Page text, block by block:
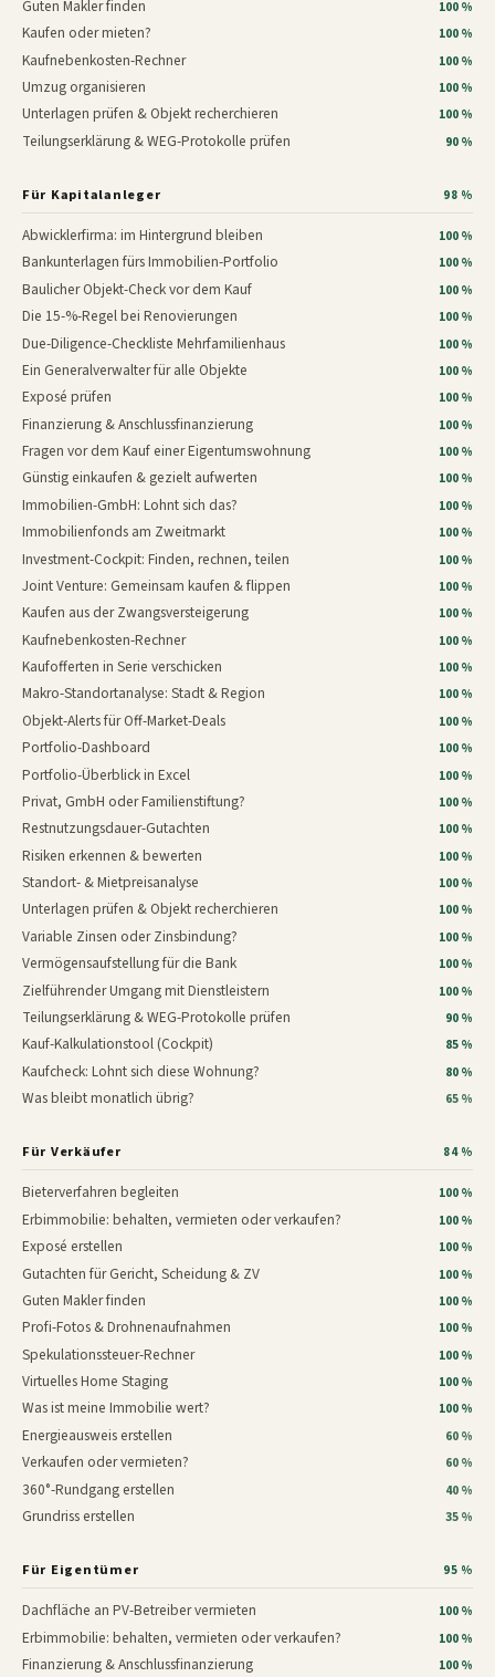
Guten Makler finden 100 %
Kaufen oder mieten? 100 %
Kaufnebenkosten-Rechner 100 %
Umzug organisieren 100 %
Unterlagen prüfen & Objekt recherchieren 100 %
Teilungserklärung & WEG-Protokolle prüfen 90 %
Für Kapitalanleger 98 %
Abwicklerfirma: im Hintergrund bleiben 100 %
Bankunterlagen fürs Immobilien-Portfolio 100 %
Baulicher Objekt-Check vor dem Kauf 100 %
Die 15-%-Regel bei Renovierungen 100 %
Due-Diligence-Checkliste Mehrfamilienhaus 100 %
Ein Generalverwalter für alle Objekte 100 %
Exposé prüfen 100 %
Finanzierung & Anschlussfinanzierung 100 %
Fragen vor dem Kauf einer Eigentumswohnung 100 %
Günstig einkaufen & gezielt aufwerten 100 %
Immobilien-GmbH: Lohnt sich das? 100 %
Immobilienfonds am Zweitmarkt 100 %
Investment-Cockpit: Finden, rechnen, teilen 100 %
Joint Venture: Gemeinsam kaufen & flippen 100 %
Kaufen aus der Zwangsversteigerung 100 %
Kaufnebenkosten-Rechner 100 %
Kaufofferten in Serie verschicken 100 %
Makro-Standortanalyse: Stadt & Region 100 %
Objekt-Alerts für Off-Market-Deals 100 %
Portfolio-Dashboard 100 %
Portfolio-Überblick in Excel 100 %
Privat, GmbH oder Familienstiftung? 100 %
Restnutzungsdauer-Gutachten 100 %
Risiken erkennen & bewerten 100 %
Standort- & Mietpreisanalyse 100 %
Unterlagen prüfen & Objekt recherchieren 100 %
Variable Zinsen oder Zinsbindung? 100 %
Vermögensaufstellung für die Bank 100 %
Zielführender Umgang mit Dienstleistern 100 %
Teilungserklärung & WEG-Protokolle prüfen 90 %
Kauf-Kalkulationstool (Cockpit) 85 %
Kaufcheck: Lohnt sich diese Wohnung? 80 %
Was bleibt monatlich übrig? 65 %
Für Verkäufer 84 %
Bieterverfahren begleiten 100 %
Erbimmobilie: behalten, vermieten oder verkaufen? 100 %
Exposé erstellen 100 %
Gutachten für Gericht, Scheidung & ZV 100 %
Guten Makler finden 100 %
Profi-Fotos & Drohnenaufnahmen 100 %
Spekulationssteuer-Rechner 100 %
Virtuelles Home Staging 100 %
Was ist meine Immobilie wert? 100 %
Energieausweis erstellen 60 %
Verkaufen oder vermieten? 60 %
360°-Rundgang erstellen 40 %
Grundriss erstellen 35 %
Für Eigentümer 95 %
Dachfläche an PV-Betreiber vermieten 100 %
Erbimmobilie: behalten, vermieten oder verkaufen? 100 %
Finanzierung & Anschlussfinanzierung 100 %